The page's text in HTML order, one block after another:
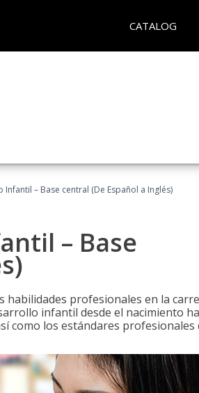
CATALOG
– Base central (De Español a Inglés)
– Base
profesionales en la
infantil desde el nacimiento
como los estándares profesionales